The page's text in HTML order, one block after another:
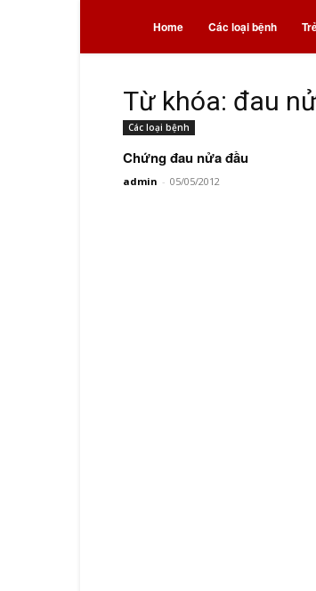
Bệnh
thuốc
Home Các loại bệnh
Từ khóa: đau
Các loại bệnh
Chứng đau nửa đầu
admin - 05/05/2012